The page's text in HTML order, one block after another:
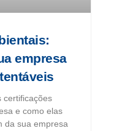
empresa
certificações
e como elas
da sua empresa